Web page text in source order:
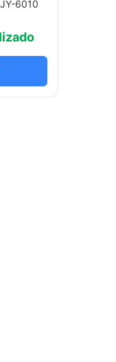
6010